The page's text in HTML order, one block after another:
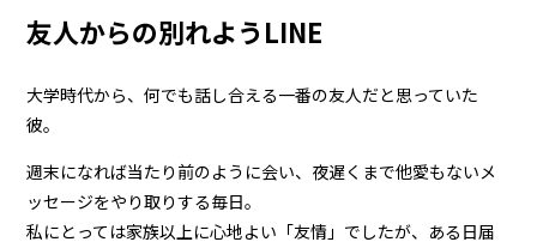
友人からの別れようLINE
大学時代から、何でも話し合える一番の友人だと思っていた
彼。
週末になれば当たり前のように会い、夜遅くまで他愛もないメ
ッセージをやり取りする毎日。
私にとっては家族以上に心地よい「友情」でしたが、ある日届